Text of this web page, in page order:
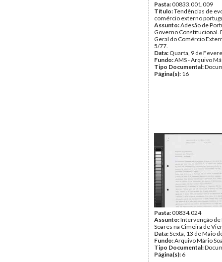
Pasta:00833.001.009
Título:Tendências de
comércio externo
Assunto:Adesão de
Governo Constitucional.
Geral do Comércio
5/77.
Data: Quarta, 9 de
Fundo:AMS - Arquivo
Tipo Documental:
Página(s): 16
Pasta:00834.024
Assunto:Intervenção de
Soares na Cimeira de
Data:Sexta, 13 de Maio
Fundo:Arquivo Mário
Tipo Documental:
Página(s): 6